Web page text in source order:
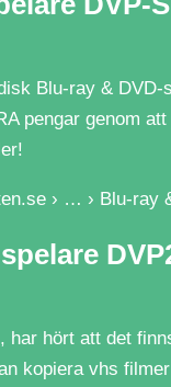
Blu-ray & DVD-
pengar genom
› … › Blu-ray
hört att det
kopiera vhs